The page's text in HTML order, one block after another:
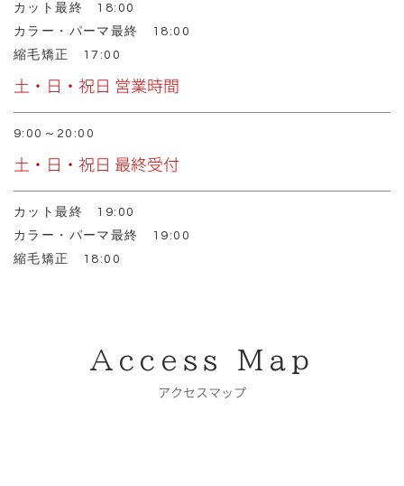
カット最終 18:00
カラー・パーマ最終 18:00
縮毛矯正 17:00
土・日・祝日 営業時間
9:00～20:00
土・日・祝日 最終受付
カット最終 19:00
カラー・パーマ最終 19:00
縮毛矯正 18:00
Access Map
アクセスマップ